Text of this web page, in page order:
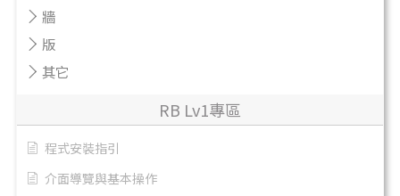
牆
版
其它
RB Lv1專區
程式安裝指引
介面導覽與基本操作